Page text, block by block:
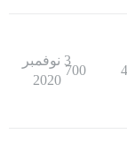
4
700
3 نوفمبر
2020